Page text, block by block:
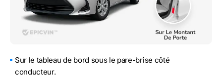
Sur le tableau de bord sous le pare-brise côté
conducteur.